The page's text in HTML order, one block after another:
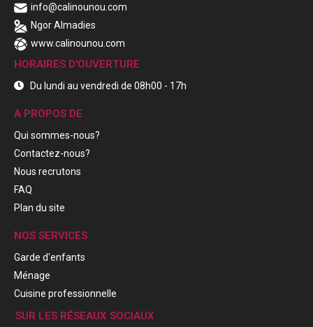
info@calinounou.com
Ngor Almadies
www.calinounou.com
HORAIRES D'OUVERTURE
Du lundi au vendredi de 08h00 - 17h
A PROPOS DE
Qui sommes-nous?
Contactez-nous?
Nous recrutons
FAQ
Plan du site
NOS SERVICES
Garde d'enfants
Ménage
Cuisine professionnelle
SUR LES RÉSEAUX SOCIAUX